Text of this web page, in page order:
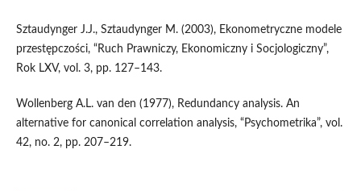
Sztaudynger J.J., Sztaudynger M. (2003), Ekonometryczne modele
przestępczości, “Ruch Prawniczy, Ekonomiczny i Socjologiczny”,
Rok LXV, vol. 3, pp. 127–143.
Wollenberg A.L. van den (1977), Redundancy analysis. An
alternative for canonical correlation analysis, “Psychometrika”, vol.
42, no. 2, pp. 207–219.